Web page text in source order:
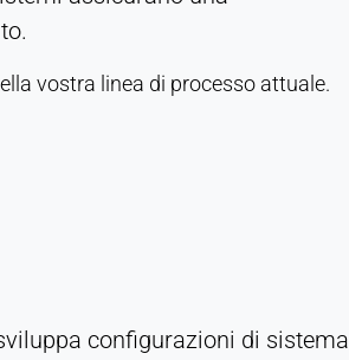
vostra linea di processo attuale.
configurazioni di sistema